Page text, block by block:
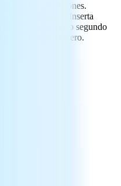
sin complicaciones.
estilos y fuentes. Inserta
en primer o segundo
empieza desde cero.